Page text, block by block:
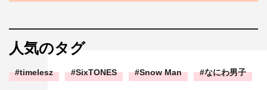
人気のタグ
timelesz SixTONES Snow Man なにわ男子